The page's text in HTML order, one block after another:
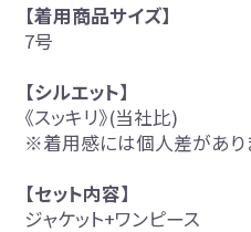
【着用商品サイズ】
7号
【シルエット】
《スッキリ》(当社比)
※着用感には個人差があり
【セット内容】
ジャケット+ワンピース